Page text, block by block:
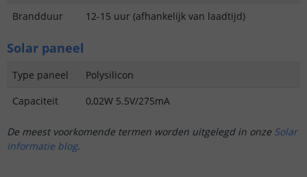
Brandduur
12-15 uur (afhankelijk van laadtijd)
Solar paneel
Type paneel
Polysilicon
Capaciteit
0,02W 5.5V/275mA
De meest voorkomende termen worden uitgelegd in onze Solar
informatie blog.